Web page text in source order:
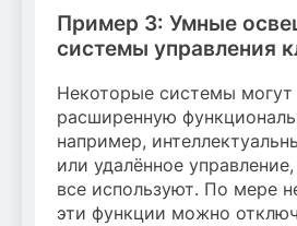
Пример 3: Умные
системы управления
Некоторые системы могут
расширенную
например,
или удалённое
все используют. По мере
эти функции можно